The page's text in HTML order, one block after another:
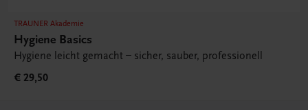
TRAUNER Akademie
Hygiene Basics
Hygiene leicht gemacht – sicher, sauber, professionell
€ 29,50